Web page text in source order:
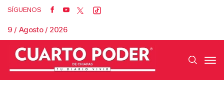
SÍGUENOS
9 / Agosto / 2026